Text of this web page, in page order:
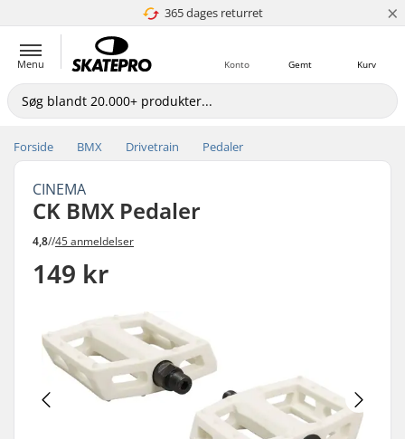
365 dages returret
4.8 ud af 5 ×
Menu Kurv
Gemt
Konto
Forside BMX Drivetrain Pedaler
CINEMA
CK BMX Pedaler
4,8//45 anmeldelser
149 kr